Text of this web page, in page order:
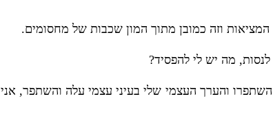
מה יש לי להפסיד?
והערך העצמי שלי בעיני עצמי עלה והשתפר, אני